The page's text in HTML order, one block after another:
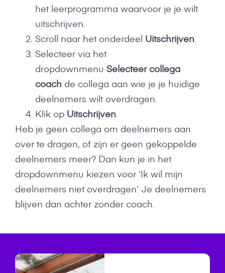
het leerprogramma waarvoor je je wilt
uitschrijven.
Scroll naar het onderdeel Uitschrijven
Selecteer via het
dropdownmenu Selecteer collega
coach de collega aan wie je je huidige
deelnemers wilt overdragen.
Klik op Uitschrijven
Heb je geen collega om deelnemers aan
over te dragen, of zijn er geen gekoppelde
deelnemers meer? Dan kun je in het
dropdownmenu kiezen voor ‘Ik wil mijn
deelnemers niet overdragen’. Je deelnemers
blijven dan achter zonder coach.